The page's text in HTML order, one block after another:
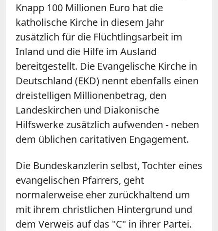
Knapp 100 Millionen Euro hat die
katholische Kirche in diesem Jahr
zusätzlich für die Flüchtlingsarbeit im
Inland und die Hilfe im Ausland
bereitgestellt. Die Evangelische Kirche in
Deutschland (EKD) nennt ebenfalls einen
dreistelligen Millionenbetrag, den
Landeskirchen und Diakonische
Hilfswerke zusätzlich aufwenden - neben
dem üblichen caritativen Engagement.
Die Bundeskanzlerin selbst, Tochter eines
evangelischen Pfarrers, geht
normalerweise eher zurückhaltend um
mit ihrem christlichen Hintergrund und
dem Verweis auf das "C" in ihrer Partei.